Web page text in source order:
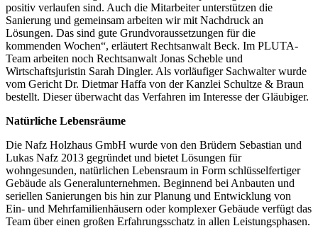
positiv verlaufen sind. Auch die Mitarbeiter unterstützen die
Sanierung und gemeinsam arbeiten wir mit Nachdruck an
Lösungen. Das sind gute Grundvoraussetzungen für die
kommenden Wochen“, erläutert Rechtsanwalt Beck. Im PLUTA-
Team arbeiten noch Rechtsanwalt Jonas Scheble und
Wirtschaftsjuristin Sarah Dingler. Als vorläufiger Sachwalter wurde
vom Gericht Dr. Dietmar Haffa von der Kanzlei Schultze & Braun
bestellt. Dieser überwacht das Verfahren im Interesse der Gläubiger.
Natürliche Lebensräume
Die Nafz Holzhaus GmbH wurde von den Brüdern Sebastian und
Lukas Nafz 2013 gegründet und bietet Lösungen für
wohngesunden, natürlichen Lebensraum in Form schlüsselfertiger
Gebäude als Generalunternehmen. Beginnend bei Anbauten und
seriellen Sanierungen bis hin zur Planung und Entwicklung von
Ein- und Mehrfamilienhäusern oder komplexer Gebäude verfügt das
Team über einen großen Erfahrungsschatz in allen Leistungsphasen.